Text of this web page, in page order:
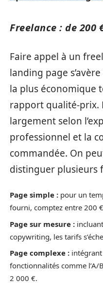
Freelance : de 200
Faire appel à un
landing page
la plus économique
rapport qualité-prix.
largement selon
professionnel et la
commandée. On
distinguer plusieurs
Page simple : pour un
fourni, comptez entre 200
Page sur mesure :
copywriting, les tarifs
Page complexe :
fonctionnalités comme
2 000 €.